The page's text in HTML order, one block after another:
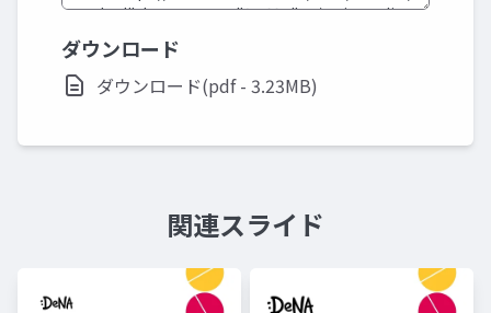
ダウンロード
ダウンロード(pdf - 3.23MB)
関連スライド